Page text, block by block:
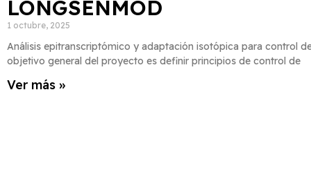
LONGSENMOD
1 octubre, 2025
Análisis epitranscriptómico y adaptación isotópica para control
objetivo general del proyecto es definir principios de control de
Ver más »